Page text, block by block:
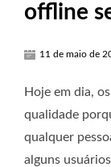
offline
11 de maio de
Hoje em dia,
qualidade
qualquer
alguns